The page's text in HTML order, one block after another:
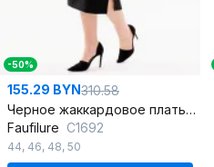
-50%
155.29 BYN310.58
Черное жаккардовое платье с разрезами и застежкой-молнией
Faufilure C1692
44, 46, 48, 50